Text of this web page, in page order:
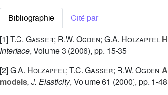
Bibliographie
Cité par
[1]T.C. Gasser; R.W. Ogden; G.A. Holzapfel
Interface, Volume 3 (2006), pp. 15-35
[2]G.A. Holzapfel; T.C. Gasser; R.W. Ogden
models, J. Elasticity, Volume 61 (2000), pp. 1-48